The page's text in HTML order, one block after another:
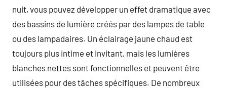
nuit, vous pouvez développer un effet dramatique avec
des bassins de lumière créés par des lampes de table
ou des lampadaires. Un éclairage jaune chaud est
toujours plus intime et invitant, mais les lumières
blanches nettes sont fonctionnelles et peuvent être
utilisées pour des tâches spécifiques. De nombreux